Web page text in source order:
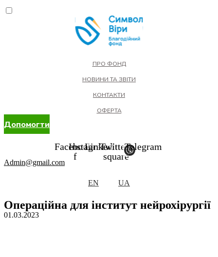
ПРО ФОНД
НОВИНИ ТА ЗВІТИ
КОНТАКТИ
ОФЕРТА
Допомогти
Facebook-
f
Instagram
Linkedin
Twitter-
square
Telegram
Admin@gmail.com
EN UA
Операційна для інститут нейрохірургії
01.03.2023